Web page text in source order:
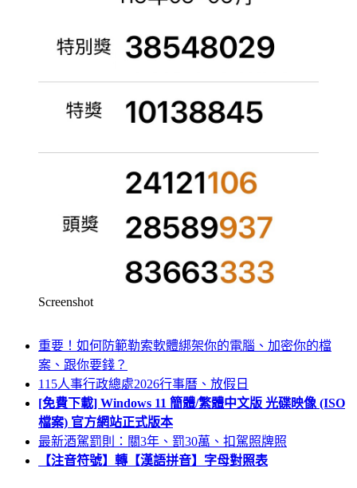
Screenshot
重要！如何防範勒索軟體綁架你的電腦、加密你的檔
案、跟你要錢？
115人事行政總處2026行事曆、放假日
[免費下載] Windows 11 簡體/繁體中文版 光碟映像 (ISO
檔案) 官方網站正式版本
最新酒駕罰則：關3年、罰30萬、扣駕照牌照
【注音符號】轉【漢語拼音】字母對照表